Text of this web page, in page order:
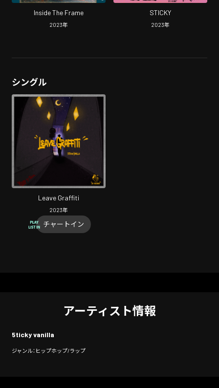
Inside The Frame
2023年
STICKY
2023年
シングル
Leave Graffiti
2023年
チャートイン
アーティスト情報
5ticky vanilla
ジャンル：ヒップホップ/ラップ